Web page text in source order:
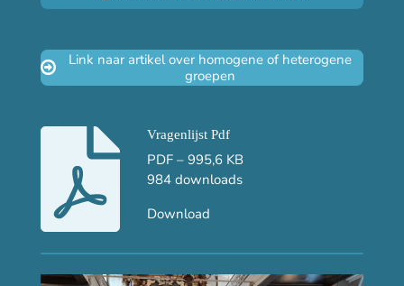
Link naar artikel over homogene of heterogene
groepen
Vragenlijst Pdf
PDF – 995,6 KB
984 downloads
Download